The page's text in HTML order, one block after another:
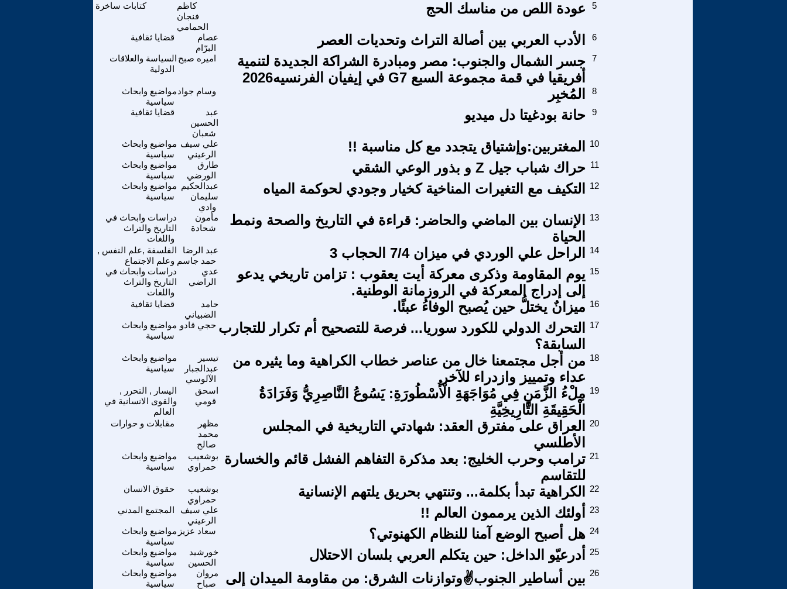
كتابات ساخرة
كاظم
فنجان
الحمامي
عودة اللص من مناسك الحج 5
قضايا ثقافية
عصام
البرّام
الأدب العربي بين أصالة التراث وتحديات العصر 6
السياسة والعلاقات
الدولية
اميره صبح
جسر الشمال والجنوب: مصر ومبادرة الشراكة الجديدة لتنمية
أفريقيا في قمة مجموعة السبع G7 في إيفيان الفرنسيه2026
7
مواضيع وابحاث
سياسية
وسام جواد المُخبِر 8
قضايا ثقافية
عبد
الحسين
شعبان
حانة بودغيتا دل ميديو 9
مواضيع وابحاث
سياسية
علي سيف
الرعيني
المغتربين:وإشتياق يتجدد مع كل مناسبة !! 10
مواضيع وابحاث
سياسية
طارق
الورضي
حراك شباب جيل Z و بذور الوعي الشقي 11
مواضيع وابحاث
سياسية
عبدالحكيم
سليمان
وادي
التكيف مع التغيرات المناخية كخيار وجودي لحوكمة المياه 12
دراسات وابحاث في
التاريخ والتراث
واللغات
مأمون
شحادة
الإنسان بين الماضي والحاضر: قراءة في التاريخ والصحة ونمط
الحياة
13
الفلسفة ,علم النفس ,
وعلم الاجتماع
عبد الرضا
حمد جاسم
الراحل علي الوردي في ميزان 7/4 الحجاب 3 14
دراسات وابحاث في
التاريخ والتراث
واللغات
عدي
الراضي
يوم المقاومة وذكرى معركة أيت يعقوب : تزامن تاريخي يدعو
إلى إدراج المعركة في الروزمانة الوطنية.
15
قضايا ثقافية
حامد
الضبياني
ميزانٌ يختلُّ حين يُصبح الوفاءُ عبئًا. 16
مواضيع وابحاث
سياسية
حجي قادو التحرك الدولي للكورد سوريا... فرصة للتصحيح أم تكرار للتجارب
السابقة؟
17
مواضيع وابحاث
سياسية
تيسير
عبدالجبار
الآلوسي
من أجل مجتمعنا خال من عناصر خطاب الكراهية وما يثيره من
عداء وتمييز وازدراء للآخر
18
اليسار , التحرر ,
والقوى الانسانية في
العالم
اسحق
قومي
مِلْءُ الزَّمَنِ فِي مُوَاجَهَةِ الْأُسْطُورَةِ: يَسُوعُ النَّاصِرِيُّ وَفَرَادَةُ
الْحَقِيقَةِ التَّارِيخِيَّةِ
19
مقابلات و حوارات
مظهر
محمد
صالح
العراق على مفترق العقد: شهادتي التاريخية في المجلس
الأطلسي
20
مواضيع وابحاث
سياسية
بوشعيب
حمراوي
ترامب وحرب الخليج: بعد مذكرة التفاهم الفشل قائم والخسارة
للتقاسم
21
حقوق الانسان
بوشعيب
حمراوي
الكراهية تبدأ بكلمة... وتنتهي بحريق يلتهم الإنسانية 22
المجتمع المدني
علي سيف
الرعيني
أولئك الذين يرممون العالم !! 23
مواضيع وابحاث
سياسية
سعاد عزيز هل أصبح الوضع آمنا للنظام الکهنوتي؟ 24
مواضيع وابحاث
سياسية
خورشيد
الحسين
أدرعيّو الداخل: حين يتكلم العربي بلسان الاحتلال 25
مواضيع وابحاث
سياسية
مروان
صباح
بين أساطير الجنوب✌وتوازنات الشرق: من مقاومة الميدان إلى 26